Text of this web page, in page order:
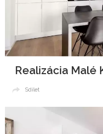
Realizácia Malé
Sdílet